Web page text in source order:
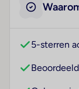
5-sterren